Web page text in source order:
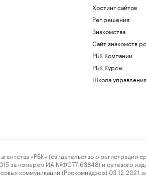
Хостинг сайтов
Рег.решения
Знакомства
Сайт знакомств
РБК Компании
РБК Курсы
Школа
«РБК» (свидетельство о регистрации
за номером ИА №ФС77-63848) и сетевого
коммуникаций (Роскомнадзор)